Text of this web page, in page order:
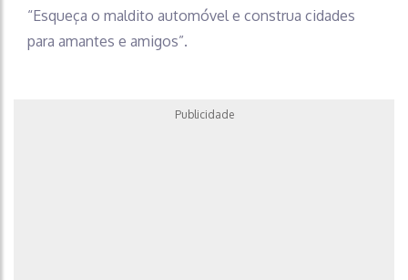
“Esqueça o maldito automóvel e construa cidades
para amantes e amigos”.
Publicidade